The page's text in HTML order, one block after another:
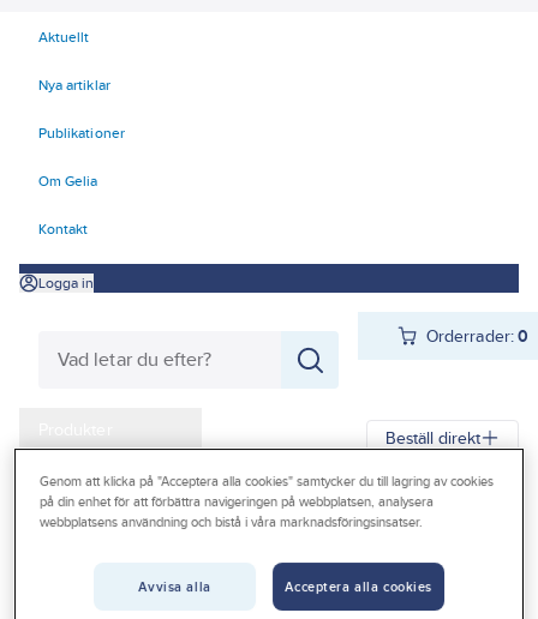
Aktuellt
Nya artiklar
Publikationer
Om Gelia
Kontakt
Logga in
Orderrader:0
Kampanjer
Outlet
Beställ direkt
Gelia Produkter
Verktyg & Maskiner
Elhandverktyg och maskiner
Damm - Grovsugare - Utsugning
Tillbehör till damm - grovsugare - utsugning
Genom att klicka på "Acceptera alla cookies" samtycker du till lagring av cookies
på din enhet för att förbättra navigeringen på webbplatsen, analysera
webbplatsens användning och bistå i våra marknadsföringsinsatser.
Avvisa alla Acceptera alla cookies